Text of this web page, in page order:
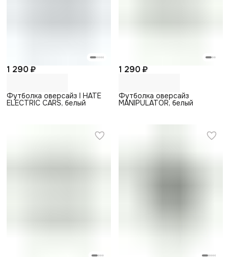
1 290 ₽
Футболка оверсайз I HATE
ELECTRIC CARS, белый
1 290 ₽
Футболка оверсайз
MANIPULATOR, белый